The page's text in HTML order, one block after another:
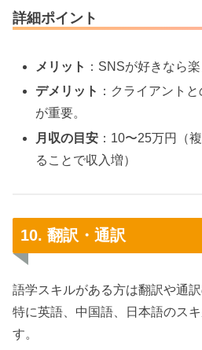
詳細ポイント
メリット ：SNSが好きなら
デメリット ：クライアント
が重要。
月収の目安 ：10〜25万円（
ることで収入増）
10. 翻訳・通訳
語学スキルがある方は翻訳や通
特に英語、中国語、日本語のス
す。